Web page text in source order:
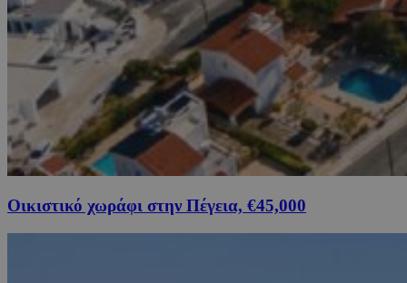
Οικιστικό χωράφι στην Πέγεια, €45,000